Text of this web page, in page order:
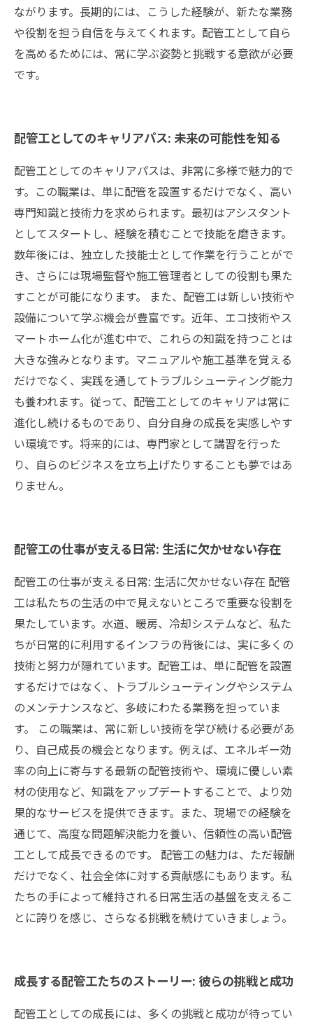
ながります。長期的には、こうした経験が、新たな業務
や役割を担う自信を与えてくれます。配管工として自ら
を高めるためには、常に学ぶ姿勢と挑戦する意欲が必要
です。
配管工としてのキャリアパス: 未来の可能性を知る
配管工としてのキャリアパスは、非常に多様で魅力的で
す。この職業は、単に配管を設置するだけでなく、高い
専門知識と技術力を求められます。最初はアシスタント
としてスタートし、経験を積むことで技能を磨きます。
数年後には、独立した技能士として作業を行うことがで
き、さらには現場監督や施工管理者としての役割も果た
すことが可能になります。 また、配管工は新しい技術や
設備について学ぶ機会が豊富です。近年、エコ技術やス
マートホーム化が進む中で、これらの知識を持つことは
大きな強みとなります。マニュアルや施工基準を覚える
だけでなく、実践を通してトラブルシューティング能力
も養われます。従って、配管工としてのキャリアは常に
進化し続けるものであり、自分自身の成長を実感しやす
い環境です。将来的には、専門家として講習を行った
り、自らのビジネスを立ち上げたりすることも夢ではあ
りません。
配管工の仕事が支える日常: 生活に欠かせない存在
配管工の仕事が支える日常: 生活に欠かせない存在 配管
工は私たちの生活の中で見えないところで重要な役割を
果たしています。水道、暖房、冷却システムなど、私た
ちが日常的に利用するインフラの背後には、実に多くの
技術と努力が隠れています。配管工は、単に配管を設置
するだけではなく、トラブルシューティングやシステム
のメンテナンスなど、多岐にわたる業務を担っていま
す。 この職業は、常に新しい技術を学び続ける必要があ
り、自己成長の機会となります。例えば、エネルギー効
率の向上に寄与する最新の配管技術や、環境に優しい素
材の使用など、知識をアップデートすることで、より効
果的なサービスを提供できます。また、現場での経験を
通じて、高度な問題解決能力を養い、信頼性の高い配管
工として成長できるのです。 配管工の魅力は、ただ報酬
だけでなく、社会全体に対する貢献感にもあります。私
たちの手によって維持される日常生活の基盤を支えるこ
とに誇りを感じ、さらなる挑戦を続けていきましょう。
成長する配管工たちのストーリー: 彼らの挑戦と成功
配管工としての成長には、多くの挑戦と成功が待ってい